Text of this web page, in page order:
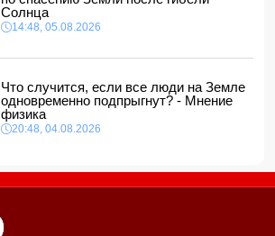
Солнца
14:48, 05.08.2026
Что случится, если все люди на Земле
одновременно подпрыгнут? - Мнение
физика
20:48, 04.08.2026